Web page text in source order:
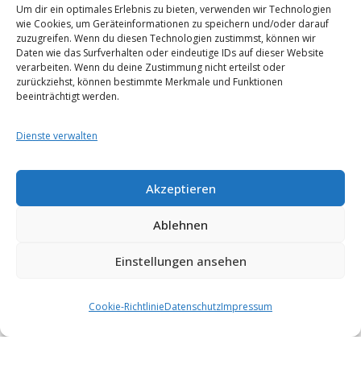
Um dir ein optimales Erlebnis zu bieten, verwenden wir Technologien
wie Cookies, um Geräteinformationen zu speichern und/oder darauf
zuzugreifen. Wenn du diesen Technologien zustimmst, können wir
Daten wie das Surfverhalten oder eindeutige IDs auf dieser Website
verarbeiten. Wenn du deine Zustimmung nicht erteilst oder
zurückziehst, können bestimmte Merkmale und Funktionen
beeinträchtigt werden.
Dienste verwalten
Akzeptieren
Ablehnen
Einstellungen ansehen
Cookie-RichtlinieDatenschutzImpressum